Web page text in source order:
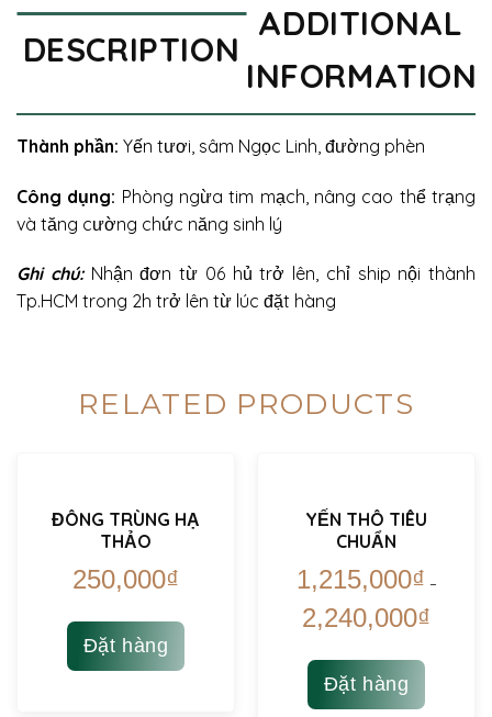
DESCRIPTION
ADDITIONAL
INFORMATION
Thành phần: Yến tươi, sâm Ngọc Linh, đường phèn
Công dụng: Phòng ngừa tim mạch, nâng cao thể trạng
và tăng cường chức năng sinh lý
Ghi chú:Nhận đơn từ 06 hủ trở lên, chỉ ship nội thành
Tp.HCM trong 2h trở lên từ lúc đặt hàng
RELATED PRODUCTS
ĐÔNG TRÙNG HẠ
THẢO
250,000₫
Đặt hàng
YẾN THÔ TIÊU
CHUẨN
1,215,000₫ –
2,240,000₫
Đặt hàng